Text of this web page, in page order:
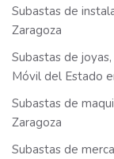
Subastas de
Zaragoza
Subastas de
Móvil del Estado
Subastas de
Zaragoza
Subastas de